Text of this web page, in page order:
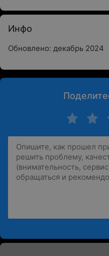
Инфо
Обновлено: декабрь 2024